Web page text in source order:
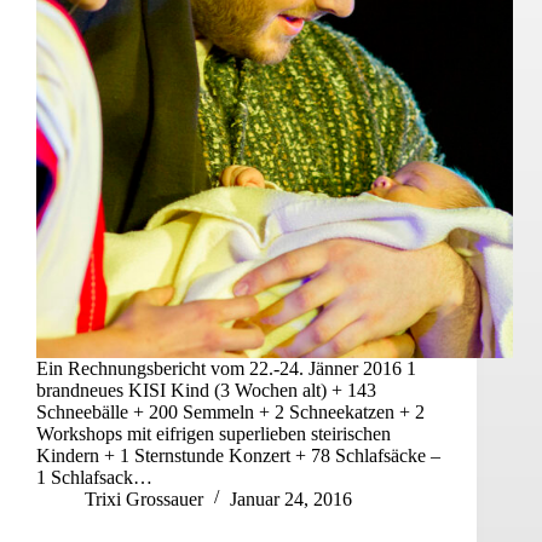
Ein Rechnungsbericht vom 22.-24. Jänner 2016 1
brandneues KISI Kind (3 Wochen alt) + 143
Schneebälle + 200 Semmeln + 2 Schneekatzen + 2
Workshops mit eifrigen superlieben steirischen
Kindern + 1 Sternstunde Konzert + 78 Schlafsäcke –
1 Schlafsack…
Trixi Grossauer
Januar 24, 2016